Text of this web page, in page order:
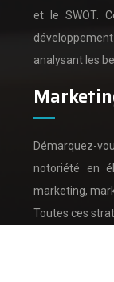
et le SWOT.
analysant les
Démarquez-
notoriété en
marketing,
Toutes ces